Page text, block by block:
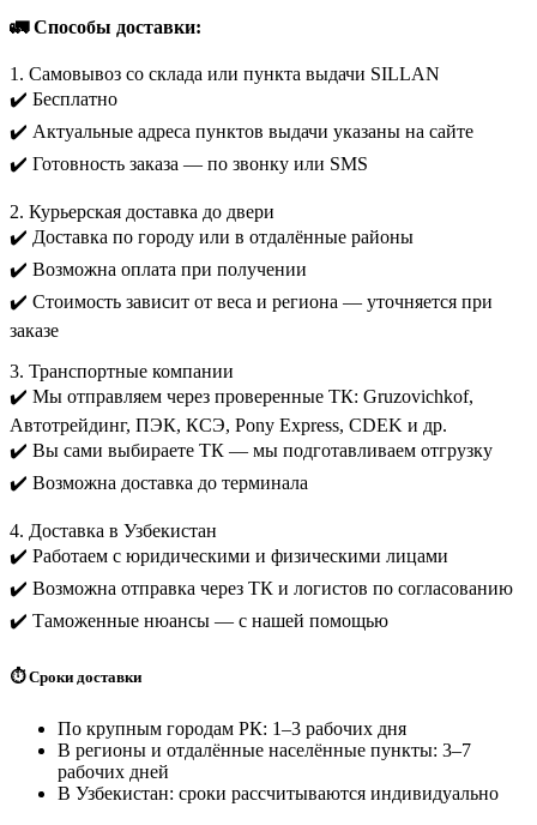
🚛 Способы доставки:
1. Самовывоз со склада или пункта выдачи SILLAN
✔️ Бесплатно
✔️ Актуальные адреса пунктов выдачи указаны на сайте
✔️ Готовность заказа — по звонку или SMS
2. Курьерская доставка до двери
✔️ Доставка по городу или в отдалённые районы
✔️ Возможна оплата при получении
✔️ Стоимость зависит от веса и региона — уточняется при
заказе
3. Транспортные компании
✔️ Мы отправляем через проверенные ТК: Gruzovichkof,
Автотрейдинг, ПЭК, КСЭ, Pony Express, CDEK и др.
✔️ Вы сами выбираете ТК — мы подготавливаем отгрузку
✔️ Возможна доставка до терминала
4. Доставка в Узбекистан
✔️ Работаем с юридическими и физическими лицами
✔️ Возможна отправка через ТК и логистов по согласованию
✔️ Таможенные нюансы — с нашей помощью
⏱️ Сроки доставки
По крупным городам РК: 1–3 рабочих дня
В регионы и отдалённые населённые пункты: 3–7
рабочих дней
В Узбекистан: сроки рассчитываются индивидуально